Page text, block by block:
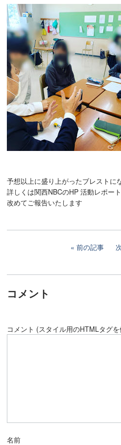
予想以上に盛り上がったブレストに
詳しくは関西NBCのHP 活動レポー
改めてご報告いたします
前の記事
コメント
コメント (スタイル用のHTMLタグ
名前